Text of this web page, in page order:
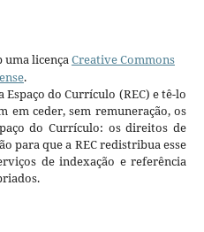
uma licençaCreative Commons
.
do Currículo (REC) e tê-lo
em ceder, sem remuneração, os
do Currículo: os direitos de
para que a REC redistribua esse
de indexação e referência